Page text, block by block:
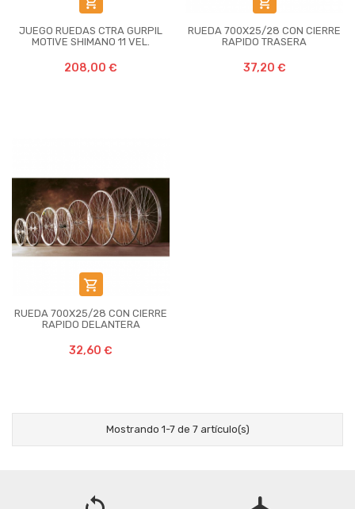
JUEGO RUEDAS CTRA GURPIL
MOTIVE SHIMANO 11 VEL.
208,00 €
RUEDA 700X25/28 CON CIERRE
RAPIDO TRASERA
37,20 €

RUEDA 700X25/28 CON CIERRE
RAPIDO DELANTERA
32,60 €
Mostrando 1-7 de 7 artículo(s)